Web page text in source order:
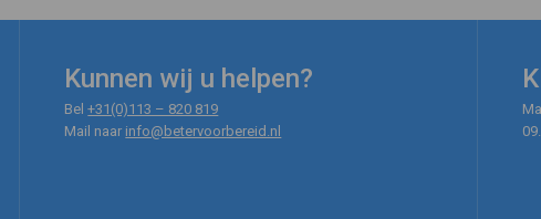
Kunnen wij u helpen?
Bel+31(0)113 – 820 819
Mail naar info@betervoorbereid.nl